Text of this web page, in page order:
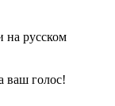
на русском
ваш голос!